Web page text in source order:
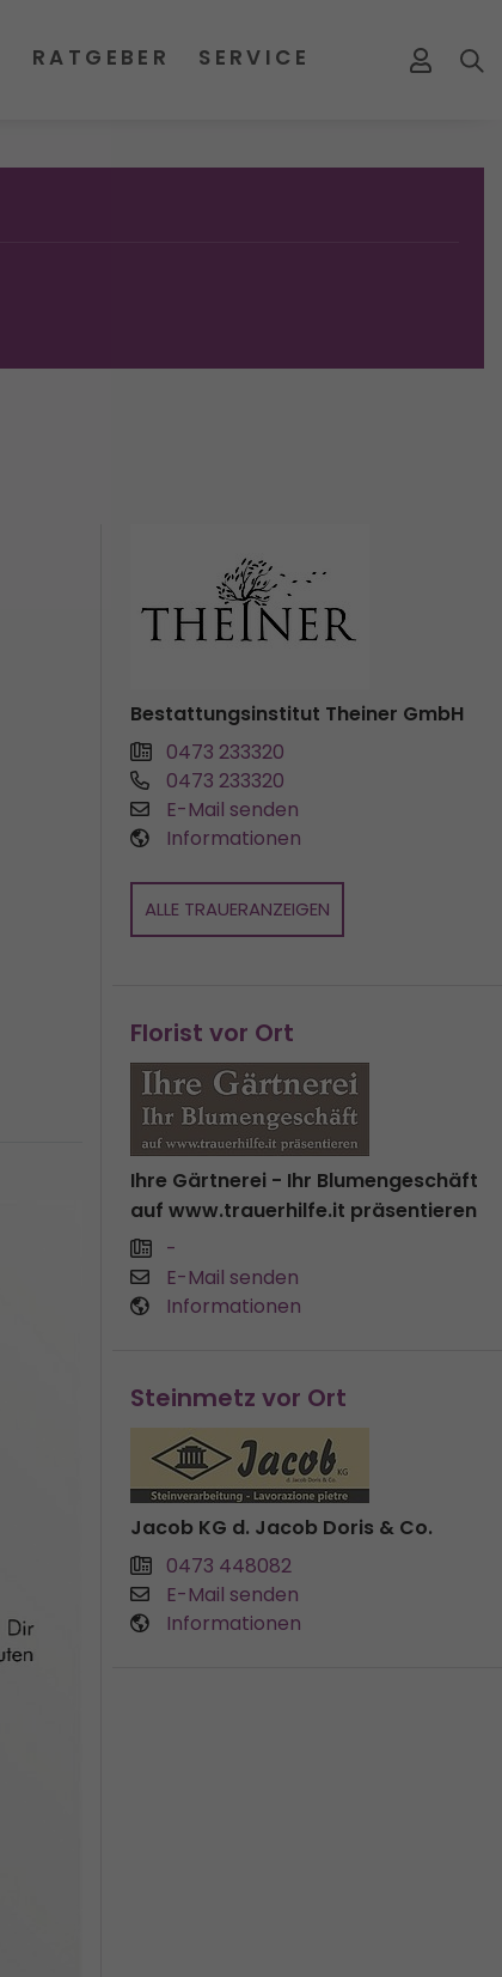
Bestattungsinstitut Theiner GmbH
0473 233320
0473 233320
E-Mail senden
Informationen
ALLE TRAUERANZEIGEN
Florist vor Ort
Ihre Gärtnerei - Ihr Blumengeschäft
auf www.trauerhilfe.it präsentieren
-
E-Mail senden
Informationen
Steinmetz vor Ort
Jacob KG d. Jacob Doris & Co.
0473 448082
E-Mail senden
Informationen
RATGEBER SERVICE